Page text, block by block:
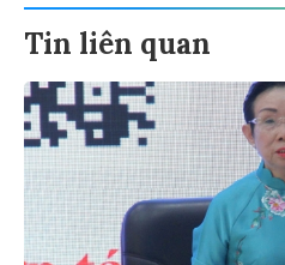
Tin liên quan